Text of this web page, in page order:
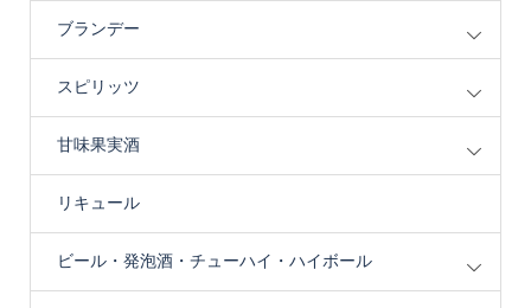
ブランデー
スピリッツ
甘味果実酒
リキュール
ビール・発泡酒・チューハイ・ハイボール